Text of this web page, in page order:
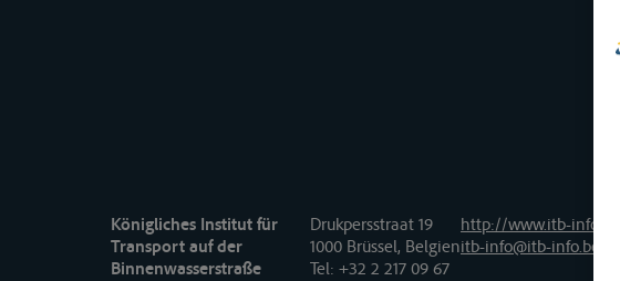
Königliches Institut für
Transport auf der
Binnenwasserstraße
Drukpersstraat 19
1000 Brüssel, Belgien
Tel: +32 2 217 09 67
http://www.itb-info.be
itb-info@itb-info.be